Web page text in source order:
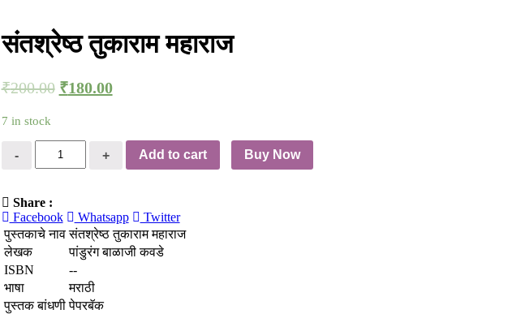
संतश्रेष्ठ तुकाराम महाराज
₹200.00 ₹180.00
7 in stock
Add to cart Buy Now
Share :
Facebook
Whatsapp
Twitter
पुस्तकाचे नाव संतश्रेष्ठ तुकाराम महाराज
लेखक
पांडुरंग बाळाजी कवडे
ISBN
--
भाषा
मराठी
पुस्तक बांधणी पेपरबॅक